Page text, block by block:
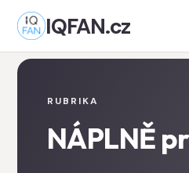
IQFAN.cz
RUBRIKA
NÁPLNĚ